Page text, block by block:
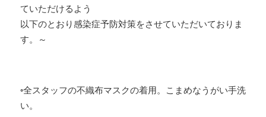
ていただけるよう
以下のとおり感染症予防対策をさせていただいておりま
す。～
◦全スタッフの不織布マスクの着用。こまめなうがい手洗
い。